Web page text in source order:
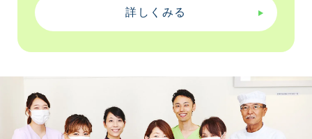
詳しくみる